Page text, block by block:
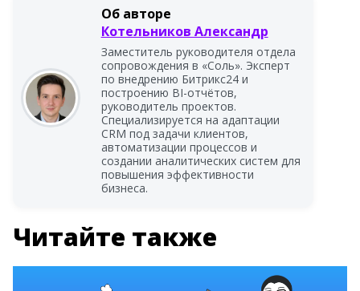
Об авторе
Котельников Александр
Заместитель руководителя отдела
сопровождения в «Соль». Эксперт
по внедрению Битрикс24 и
построению BI-отчётов,
руководитель проектов.
Специализируется на адаптации
CRM под задачи клиентов,
автоматизации процессов и
создании аналитических систем для
повышения эффективности
бизнеса.
Читайте также